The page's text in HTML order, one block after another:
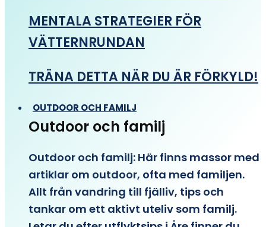
MENTALA STRATEGIER FÖR
VÄTTERNRUNDAN
TRÄNA DETTA NÄR DU ÄR FÖRKYLD!
OUTDOOR OCH FAMILJ
Outdoor och familj
Outdoor och familj: Här finns massor med
artiklar om outdoor, ofta med familjen.
Allt från vandring till fjälliv, tips och
tankar om ett aktivt uteliv som familj.